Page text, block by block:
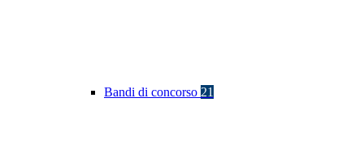
Bandi di concorso 21